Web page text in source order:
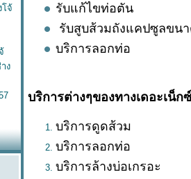
โจ้
ง
รับแก้ไขท่อตัน
รับสูบส้วมถังแคปซูลขน
บริการลอกท่อ
บริการต่างๆของทางเดอะเน็ก
บริการดูดส้วม
บริการลอกท่อ
บริการล้างบ่อเกรอะ